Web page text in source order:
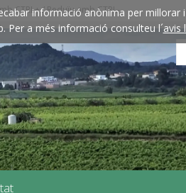
informació anònima per
Per a més informació consulteu l´avis
CTRL+ / Reduïu amb CTRL-